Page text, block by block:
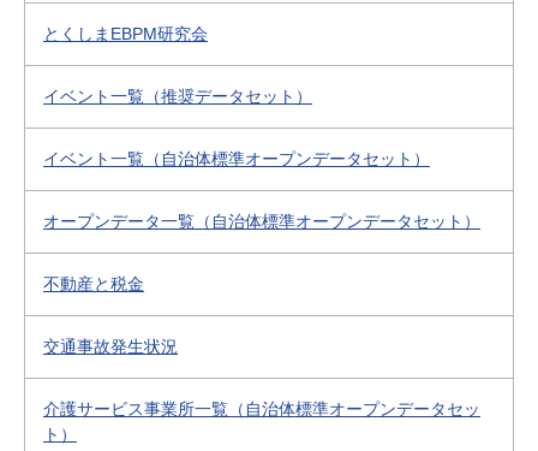
とくしまEBPM研究会
イベント一覧（推奨データセット）
イベント一覧（自治体標準オープンデータセット）
オープンデータ一覧（自治体標準オープンデータセット）
不動産と税金
交通事故発生状況
介護サービス事業所一覧（自治体標準オープンデータセッ
ト）